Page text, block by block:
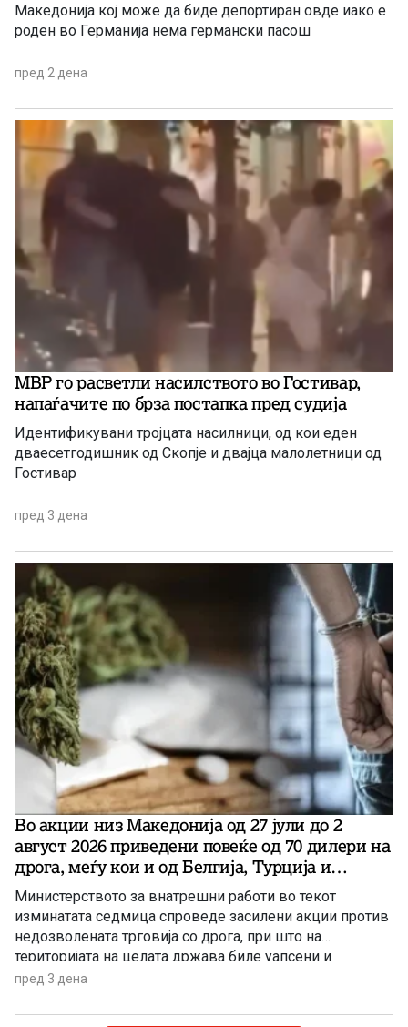
Македонија кој може да биде депортиран овде иако е
роден во Германија нема германски пасош
пред 2 дена
МВР го расветли насилството во Гостивар,
напаѓачите по брза постапка пред судија
Идентификувани тројцата насилници, од кои еден
дваесетгодишник од Скопје и двајца малолетници од
Гостивар
пред 3 дена
Во акции низ Македонија од 27 јули до 2
август 2026 приведени повеќе од 70 дилери на
дрога, меѓу кои и од Белгија, Турција и
Германија!
Министерството за внатрешни работи во текот
изминатата седмица спроведе засилени акции против
недозволената трговија со дрога, при што на
територијата на целата држава биле уапсени и
приведени повеќе од 70 лица. Акциските контроли
поради сомнение за сторени кривични дела и
пред 3 дена